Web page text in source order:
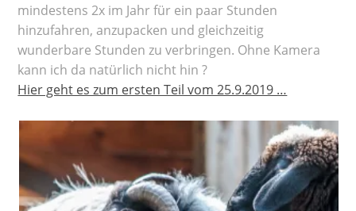
mindestens 2x im Jahr für ein paar Stunden
hinzufahren, anzupacken und gleichzeitig
wunderbare Stunden zu verbringen. Ohne Kamera
kann ich da natürlich nicht hin ?
Hier geht es zum ersten Teil vom 25.9.2019 …